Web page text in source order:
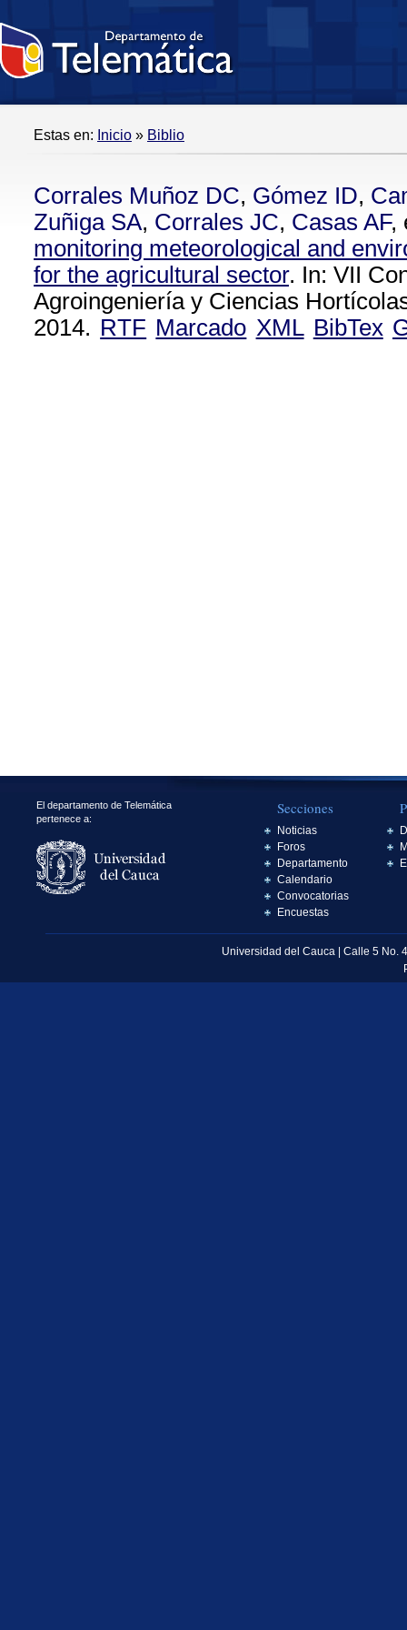
Estas en: Inicio » Biblio
Corrales Muñoz DC, Gómez ID,
Zuñiga SA, Corrales JC, Casas AF,
monitoring meteorological and
for the agricultural sector. In: VII
Agroingeniería y Ciencias
2014. RTF Marcado XML BibTex
El departamento de Telemática
pertenece a:
Secciones
Noticias
Foros
Departamento
Calendario
Convocatorias
Encuestas
Universidad del Cauca | Calle 5 No.